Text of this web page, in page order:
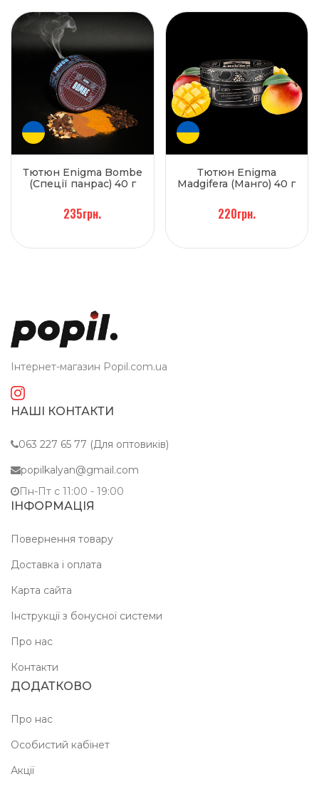
Тютюн Enigma Bombe
(Спеції панрас) 40 г
235грн.
Тютюн Enigma
Madgifera (Манго) 40 г
220грн.
Інтернет-магазин Popil.com.ua
НАШІ КОНТАКТИ
063 227 65 77 (Для оптовиків)
popilkalyan@gmail.com
Пн-Пт c 11:00 - 19:00
ІНФОРМАЦІЯ
Повернення товару
Доставка і оплата
Карта сайта
Інструкції з бонусної системи
Про нас
Контакти
ДОДАТКОВО
Про нас
Особистий кабінет
Акції